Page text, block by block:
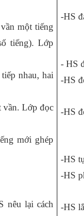
một tiếng
tiếng). Lớp
nhau, hai
vần. Lớp đọc
mới ghép
nêu lại cách
-HS
- HS
-HS
-HS
-HS
-HS
-HS